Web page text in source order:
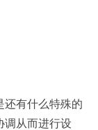
还有什么特殊的
调从而进行设